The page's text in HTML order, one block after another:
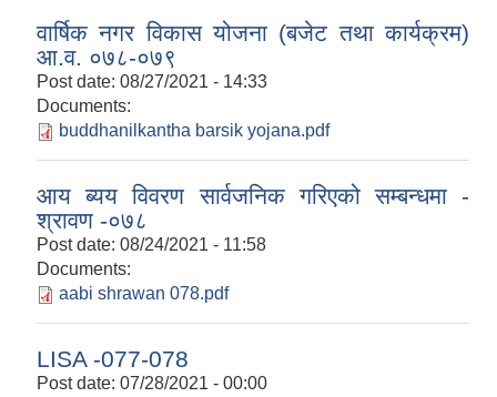
वार्षिक नगर विकास योजना (बजेट तथा कार्यक्रम)
आ.व. ०७८-०७९
Post date: 08/27/2021 - 14:33
Documents:
buddhanilkantha barsik yojana.pdf
आय ब्यय विवरण सार्वजनिक गरिएको सम्बन्धमा -
श्रावण -०७८
Post date: 08/24/2021 - 11:58
Documents:
aabi shrawan 078.pdf
LISA -077-078
Post date: 07/28/2021 - 00:00